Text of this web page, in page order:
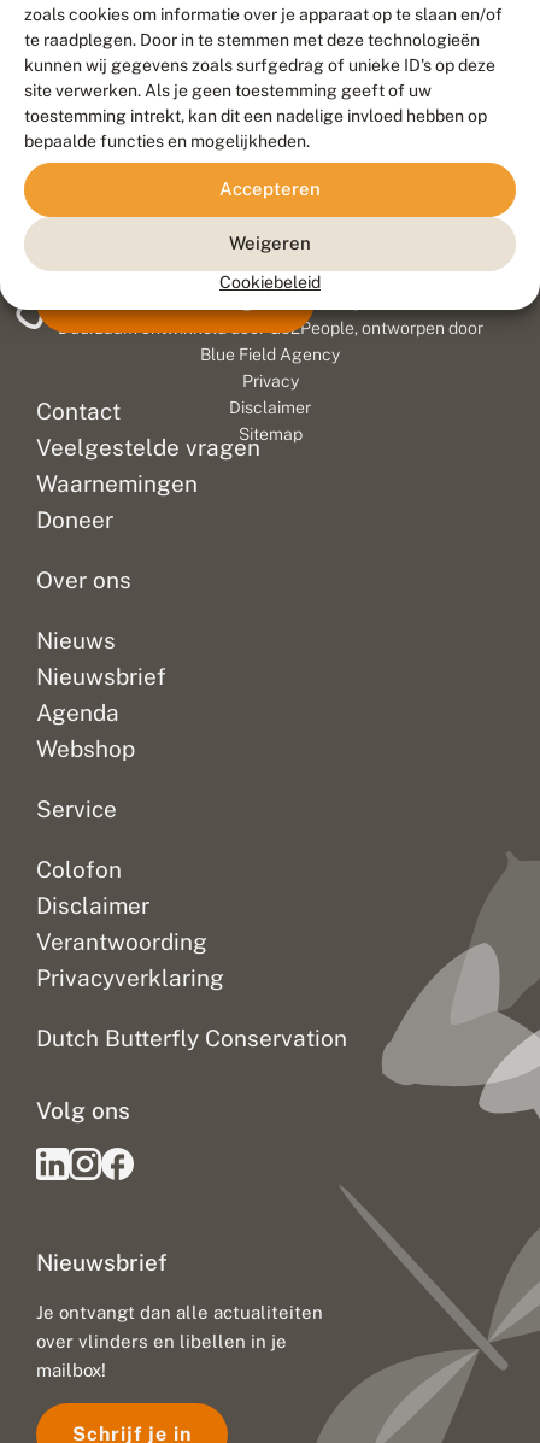
zoals cookies om informatie over je apparaat op te slaan en/of
te raadplegen. Door in te stemmen met deze technologieën
kunnen wij gegevens zoals surfgedrag of unieke ID's op deze
site verwerken. Als je geen toestemming geeft of uw
toestemming intrekt, kan dit een nadelige invloed hebben op
bepaalde functies en mogelijkheden.
Accepteren
Weigeren
Cookiebeleid
Contact
Veelgestelde vragen
Waarnemingen
Doneer
Over ons
Nieuws
Nieuwsbrief
Agenda
Webshop
Service
Colofon
Disclaimer
Verantwoording
Privacyverklaring
Dutch Butterfly Conservation
Nieuwsbrief
Je ontvangt dan alle actualiteiten
over vlinders en libellen in je
mailbox!
Schrijf je in
Volg ons
Duurzaam ontwikkeld door
Go2People, ontworpen door
Blue Field Agency
Privacy
Disclaimer
Sitemap